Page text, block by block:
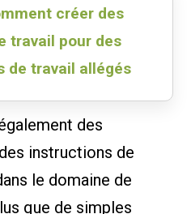
créer des
travail pour des
de travail allégés
des
instructions de
le domaine de
que de simples